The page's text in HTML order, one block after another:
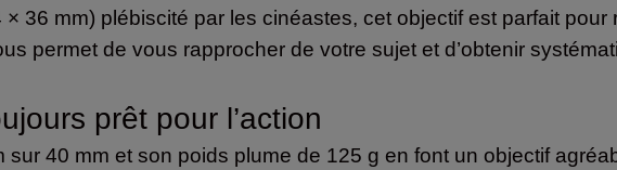
36 mm) plébiscité par les cinéastes, cet objectif est parfait
permet de vous rapprocher de votre sujet et d’obtenir
prêt pour l’action
40 mm et son poids plume de 125 g en font un objectif